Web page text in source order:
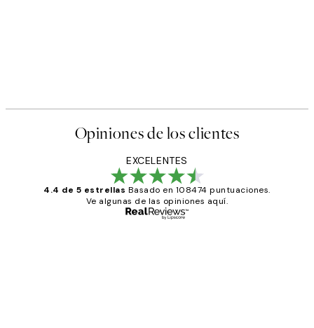
Opiniones de los clientes
EXCELENTES
4.4 de 5 estrellas Basado en 108474 puntuaciones.
Ve algunas de las opiniones aquí.